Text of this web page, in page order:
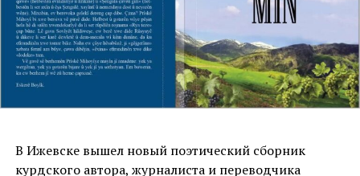
xwe dike «lodeke» tam…
Vê gavê sê berhemên Prîskê Mihoyîye mayîn jî
amadene: yek ya wergêran, yek ya gotarên bijare û yek jî
ya serhatyan. Em bawerin, ku ew berhem jî wê zû herne
çapxanê…
Belê, cîhana Prîskê Mihoyî ya efrandarîyê tê bêjî
mînanî demsalan li ber hev tê guhastinê: bahara wî bi
В Ижевске вышел новый поэтический сборник
курдского автора, журналиста и переводчика